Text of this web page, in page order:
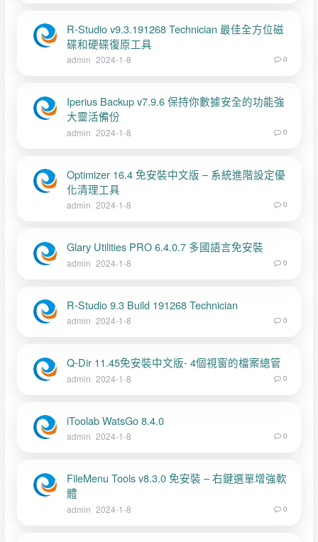
R-Studio v9.3.191268 Technician 最佳全方位磁
碟和硬碟復原工具
admin 2024-1-8 0
Iperius Backup v7.9.6 保持你數據安全的功能強
大靈活備份
admin 2024-1-8 0
Optimizer 16.4 免安裝中文版 – 系統進階設定優
化清理工具
admin 2024-1-8 0
Glary Utilities PRO 6.4.0.7 多國語言免安裝
admin 2024-1-8 0
R-Studio 9.3 Build 191268 Technician
admin 2024-1-8 0
Q-Dir 11.45免安裝中文版- 4個視窗的檔案總管
admin 2024-1-8 0
iToolab WatsGo 8.4.0
admin 2024-1-8 0
FileMenu Tools v8.3.0 免安裝 – 右鍵選單增強軟
體
admin 2024-1-8 0